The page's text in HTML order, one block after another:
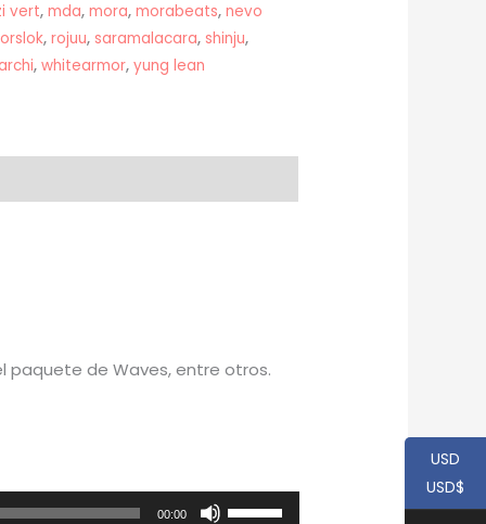
vert, mda, mora, morabeats, nevo
orslok, rojuu, saramalacara, shinju,
, whitearmor, yung lean
paquete de Waves, entre otros.
00:00
Utiliza
USD
USD$